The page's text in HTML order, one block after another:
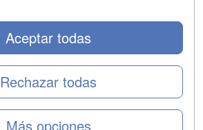
Más opciones
Rechazar todas
Aceptar todas